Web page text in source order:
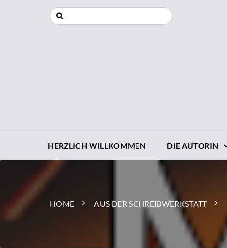
HERZLICH WILLKOMMEN DIE AUTORIN
HOME AUS DER SCHREIBWERKSTATT